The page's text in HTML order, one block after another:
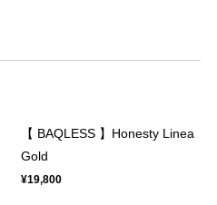
【 BAQLESS 】Honesty Linea
Gold
¥19,800